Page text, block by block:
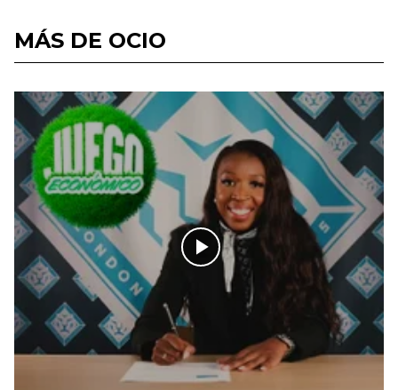
MÁS DE OCIO